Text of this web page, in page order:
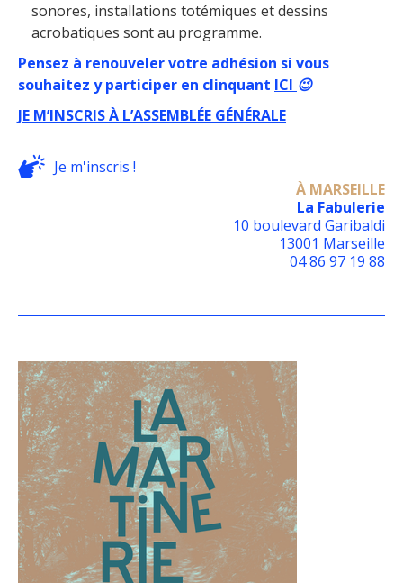
sonores, installations totémiques et dessins
acrobatiques sont au programme.
Pensez à renouveler votre adhésion si vous
souhaitez y participer en clinquant ICI 😉
JE M’INSCRIS À L’ASSEMBLÉE GÉNÉRALE
Je m'inscris !
À MARSEILLE
La Fabulerie
10 boulevard Garibaldi
13001 Marseille
04 86 97 19 88